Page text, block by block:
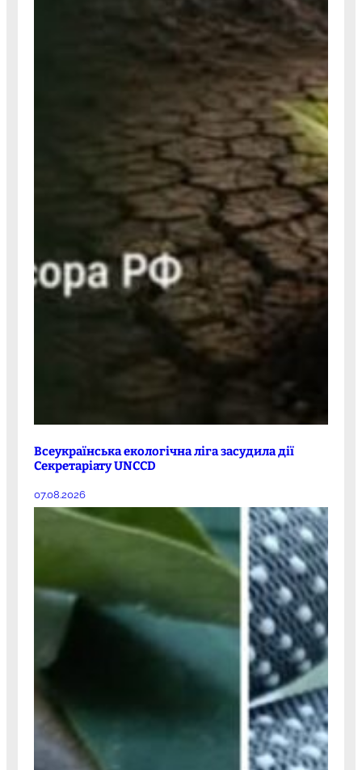
Всеукраїнська екологічна ліга засудила дії
Секретаріату UNCCD
07.08.2026